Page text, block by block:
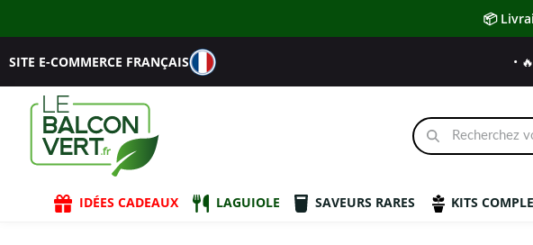
📦
SITE E-COMMERCE FRANÇAIS •
IDÉES CADEAUX LAGUIOLE SAVEURS RARES KITS